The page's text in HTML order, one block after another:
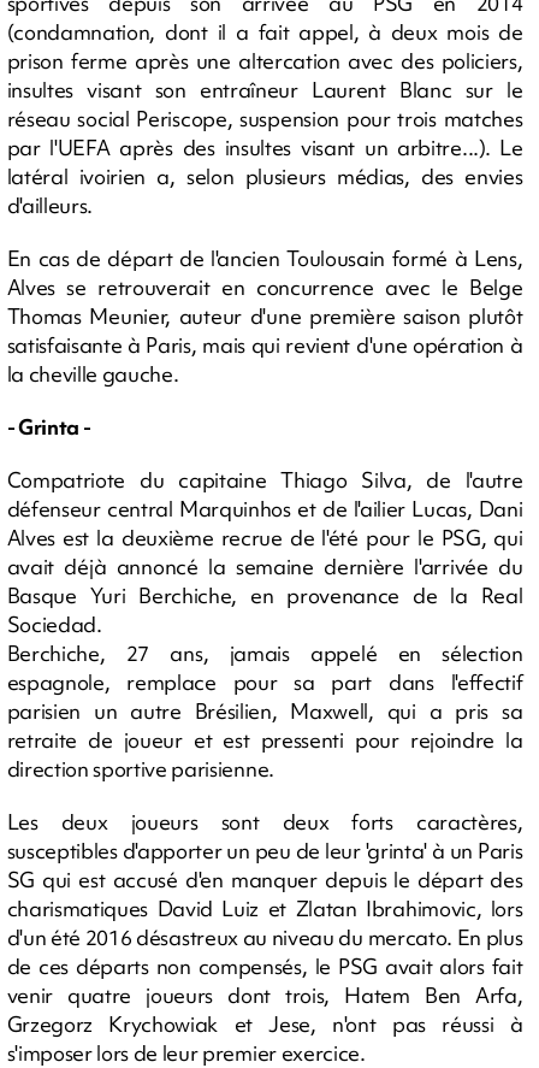
(condamnation, dont il a fait appel, à deux mois de
prison ferme après une altercation avec des policiers,
insultes visant son entraîneur Laurent Blanc sur le
réseau social Periscope, suspension pour trois matches
par l'UEFA après des insultes visant un arbitre...). Le
latéral ivoirien a, selon plusieurs médias, des envies
d'ailleurs.
En cas de départ de l'ancien Toulousain formé à Lens,
Alves se retrouverait en concurrence avec le Belge
Thomas Meunier, auteur d'une première saison plutôt
satisfaisante à Paris, mais qui revient d'une opération à
la cheville gauche.
- Grinta -
Compatriote du capitaine Thiago Silva, de l'autre
défenseur central Marquinhos et de l'ailier Lucas, Dani
Alves est la deuxième recrue de l'été pour le PSG, qui
avait déjà annoncé la semaine dernière l'arrivée du
Basque Yuri Berchiche, en provenance de la Real
Sociedad.
Berchiche, 27 ans, jamais appelé en sélection
espagnole, remplace pour sa part dans l'effectif
parisien un autre Brésilien, Maxwell, qui a pris sa
retraite de joueur et est pressenti pour rejoindre la
direction sportive parisienne.
Les deux joueurs sont deux forts caractères,
susceptibles d'apporter un peu de leur 'grinta' à un Paris
SG qui est accusé d'en manquer depuis le départ des
charismatiques David Luiz et Zlatan Ibrahimovic, lors
d'un été 2016 désastreux au niveau du mercato. En plus
de ces départs non compensés, le PSG avait alors fait
venir quatre joueurs dont trois, Hatem Ben Arfa,
Grzegorz Krychowiak et Jese, n'ont pas réussi à
s'imposer lors de leur premier exercice.